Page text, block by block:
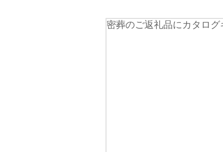
密葬のご返礼品にカタロ